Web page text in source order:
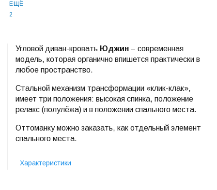
ЕЩЁ
2
Угловой диван-кровать Юджин – современная
модель, которая органично впишется практически в
любое пространство.
Стальной механизм трансформации «клик-клак»,
имеет три положения: высокая спинка, положение
релакс (полулёжа) и в положении спального места.
Оттоманку можно заказать, как отдельный элемент
спального места.
Характеристики